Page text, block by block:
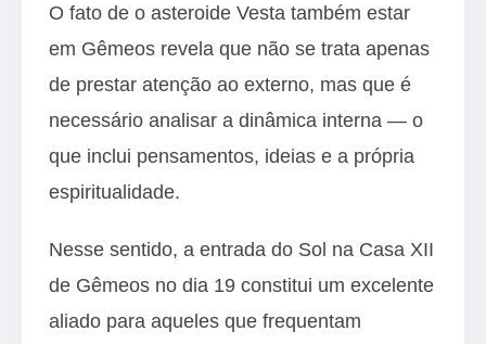
O fato de o asteroide Vesta também estar
em Gêmeos revela que não se trata apenas
de prestar atenção ao externo, mas que é
necessário analisar a dinâmica interna — o
que inclui pensamentos, ideias e a própria
espiritualidade.
Nesse sentido, a entrada do Sol na Casa XII
de Gêmeos no dia 19 constitui um excelente
aliado para aqueles que frequentam